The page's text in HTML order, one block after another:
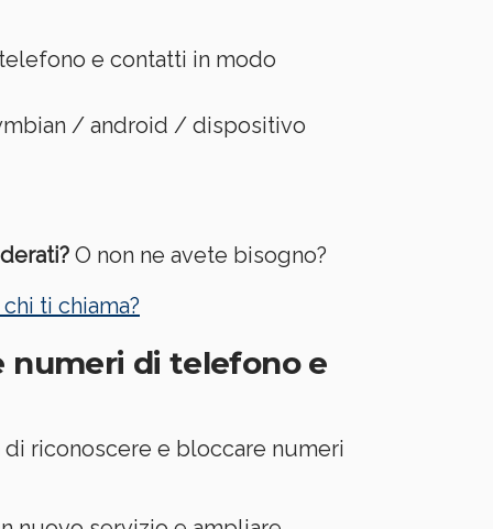
e contatti in modo
/ android / dispositivo
O non ne avete bisogno?
ti chiama?
numeri di telefono e
riconoscere e bloccare numeri